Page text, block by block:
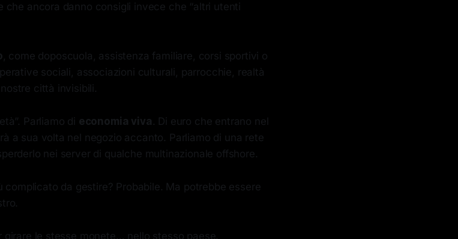
che ancora danno consigli invece che “altri utenti
, come doposcuola, assistenza familiare, corsi sportivi o
sociali, associazioni culturali, parrocchie, realtà
città invisibili.
Parliamo di economia viva . Di euro che entrano nel
a sua volta nel negozio accanto. Parliamo di una rete
nei server di qualche multinazionale offshore.
complicato da gestire? Probabile. Ma potrebbe essere
le stesse monete… nello stesso paese.